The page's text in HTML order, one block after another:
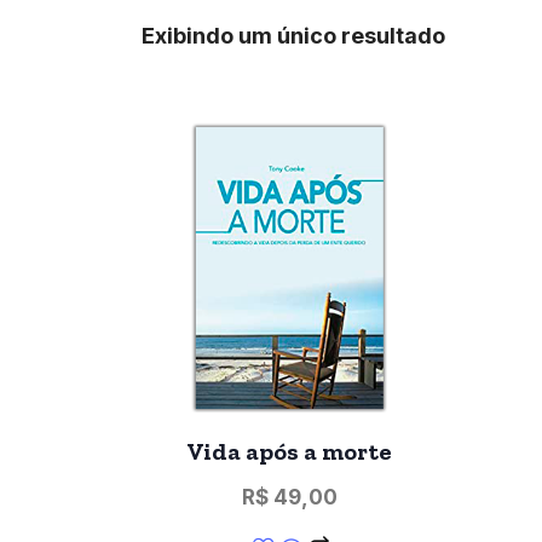
Exibindo um único resultado
Vida após a morte
R$49,00